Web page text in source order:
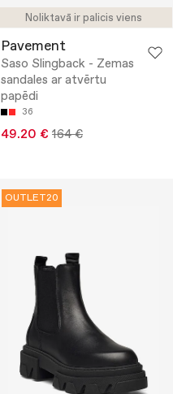
Noliktavā ir palicis viens
Pavement
Saso Slingback - Zemas
sandales ar atvērtu
papēdi
36
49.20 € 164 €
OUTLET20